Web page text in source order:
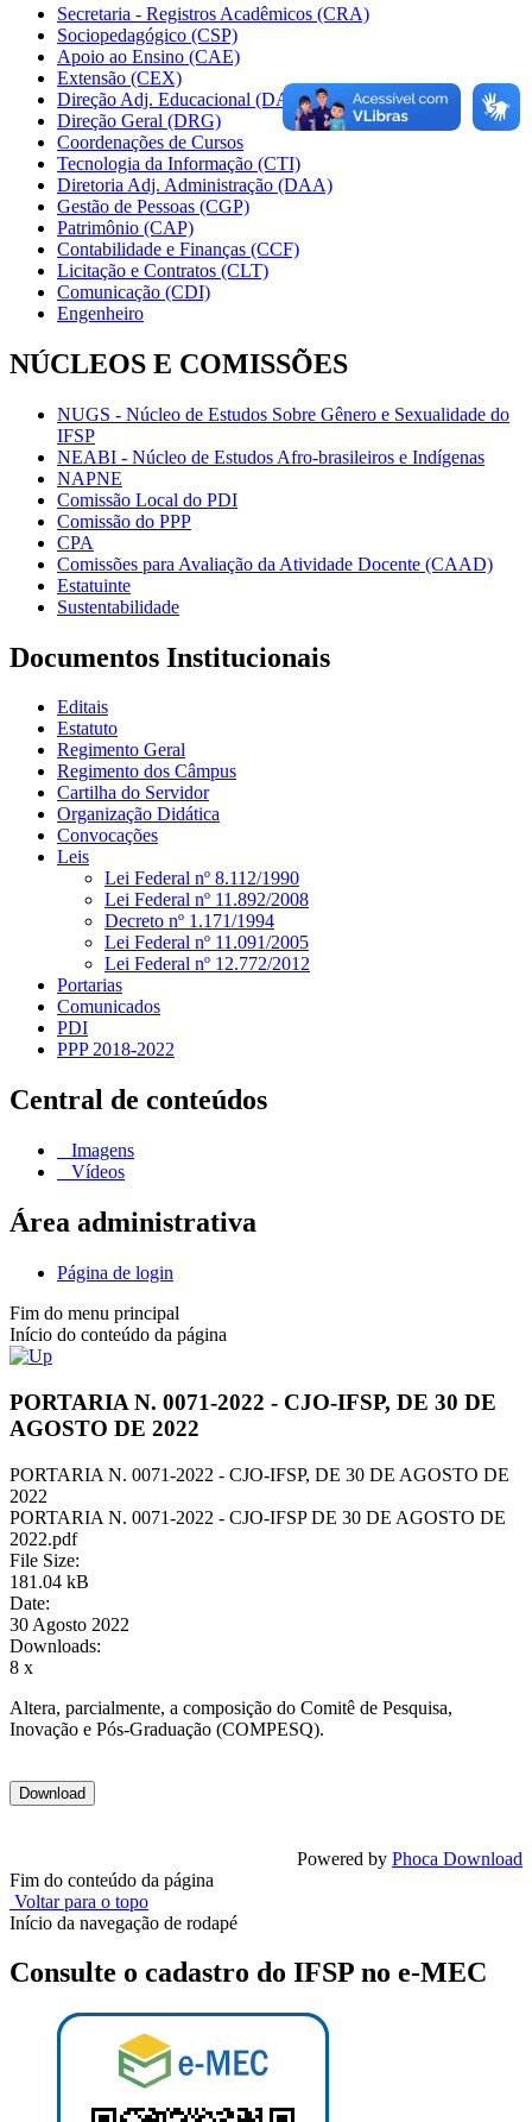
Secretaria - Registros Acadêmicos (CRA)
Sociopedagógico (CSP)
Apoio ao Ensino (CAE)
Extensão (CEX)
Direção Adj. Educacional (DAE)
Direção Geral (DRG)
Coordenações de Cursos
Tecnologia da Informação (CTI)
Diretoria Adj. Administração (DAA)
Gestão de Pessoas (CGP)
Patrimônio (CAP)
Contabilidade e Finanças (CCF)
Licitação e Contratos (CLT)
Comunicação (CDI)
Engenheiro
NÚCLEOS E COMISSÕES
NUGS - Núcleo de Estudos Sobre Gênero e Sexualidade do
IFSP
NEABI - Núcleo de Estudos Afro-brasileiros e Indígenas
NAPNE
Comissão Local do PDI
Comissão do PPP
CPA
Comissões para Avaliação da Atividade Docente (CAAD)
Estatuinte
Sustentabilidade
Documentos Institucionais
Editais
Estatuto
Regimento Geral
Regimento dos Câmpus
Cartilha do Servidor
Organização Didática
Convocações
Leis
Lei Federal nº 8.112/1990
Lei Federal nº 11.892/2008
Decreto nº 1.171/1994
Lei Federal nº 11.091/2005
Lei Federal nº 12.772/2012
Portarias
Comunicados
PDI
PPP 2018-2022
Central de conteúdos
Imagens
Vídeos
Área administrativa
Página de login
Fim do menu principal
Início do conteúdo da página
PORTARIA N. 0071-2022 - CJO-IFSP, DE 30 DE
AGOSTO DE 2022
PORTARIA N. 0071-2022 - CJO-IFSP, DE 30 DE AGOSTO DE
2022
PORTARIA N. 0071-2022 - CJO-IFSP DE 30 DE AGOSTO DE
2022.pdf
File Size:
181.04 kB
Date:
30 Agosto 2022
Downloads:
8 x
Altera, parcialmente, a composição do Comitê de Pesquisa,
Inovação e Pós-Graduação (COMPESQ).
Powered by Phoca Download
Fim do conteúdo da página
Voltar para o topo
Início da navegação de rodapé
Consulte o cadastro do IFSP no e-MEC